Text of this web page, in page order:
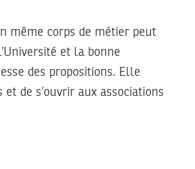
même corps de métier peut
et la bonne
des propositions. Elle
de s’ouvrir aux associations